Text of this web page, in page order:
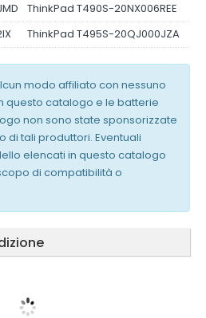
ThinkPad T490S-20NX006REE
ThinkPad T495S-20QJ000JZA
modo affiliato con nessuno
questo catalogo e le batterie
non sono state sponsorizzate
di tali produttori. Eventuali
elencati in questo catalogo
di compatibilità o